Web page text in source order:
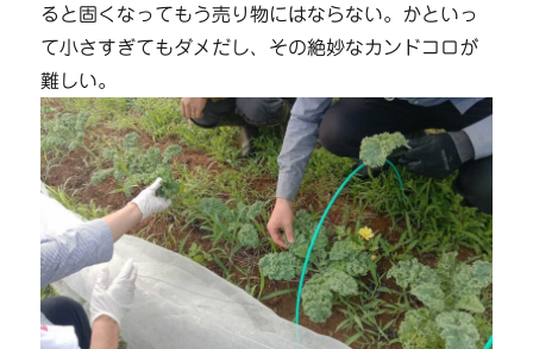
ると固くなってもう売り物にはならない。かといっ
て小さすぎてもダメだし、その絶妙なカンドコロが
難しい。